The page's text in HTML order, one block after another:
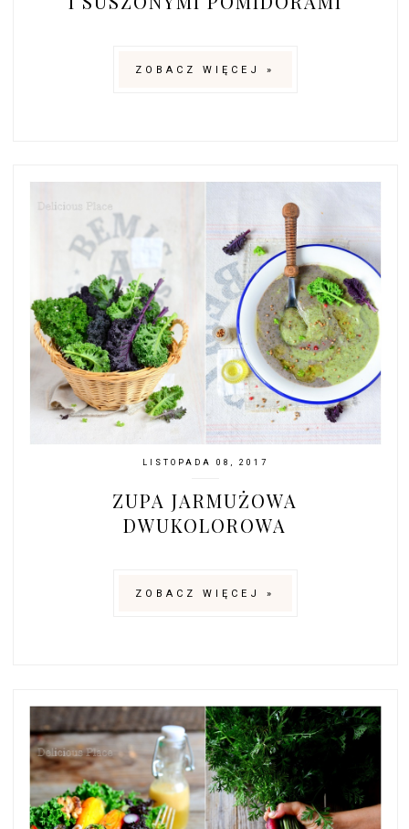
ZOBACZ WIĘCEJ »
LISTOPADA 08, 2017
ZUPA JARMUŻOWA
DWUKOLOROWA
ZOBACZ WIĘCEJ »